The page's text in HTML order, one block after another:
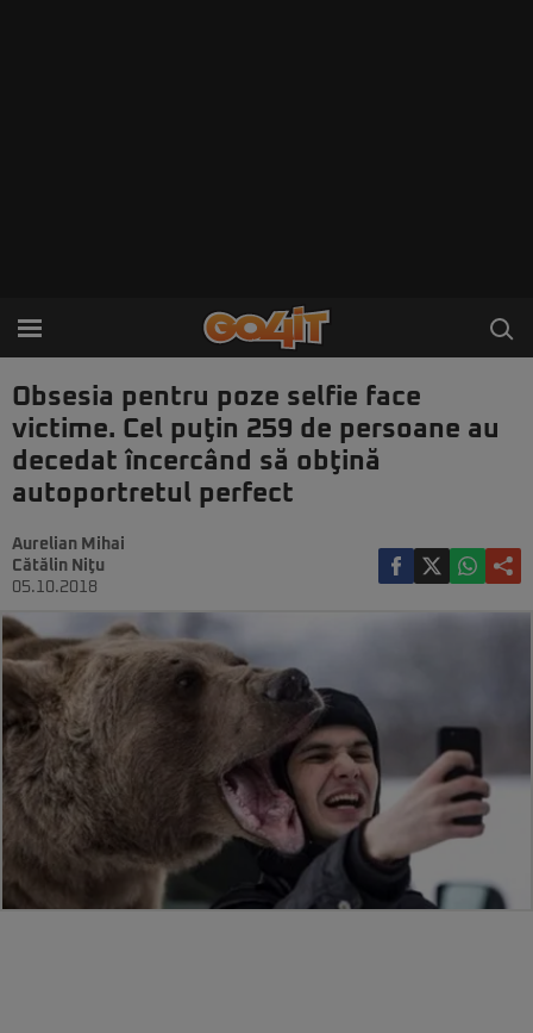
Obsesia pentru poze selfie face
victime. Cel puţin 259 de persoane au
decedat încercând să obţină
autoportretul perfect
Aurelian Mihai
Cătălin Niţu
05.10.2018